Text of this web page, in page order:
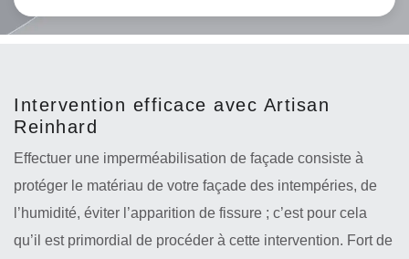
Intervention efficace avec Artisan
Reinhard
Effectuer une imperméabilisation de façade consiste à
protéger le matériau de votre façade des intempéries, de
l’humidité, éviter l’apparition de fissure ; c’est pour cela
qu’il est primordial de procéder à cette intervention. Fort de